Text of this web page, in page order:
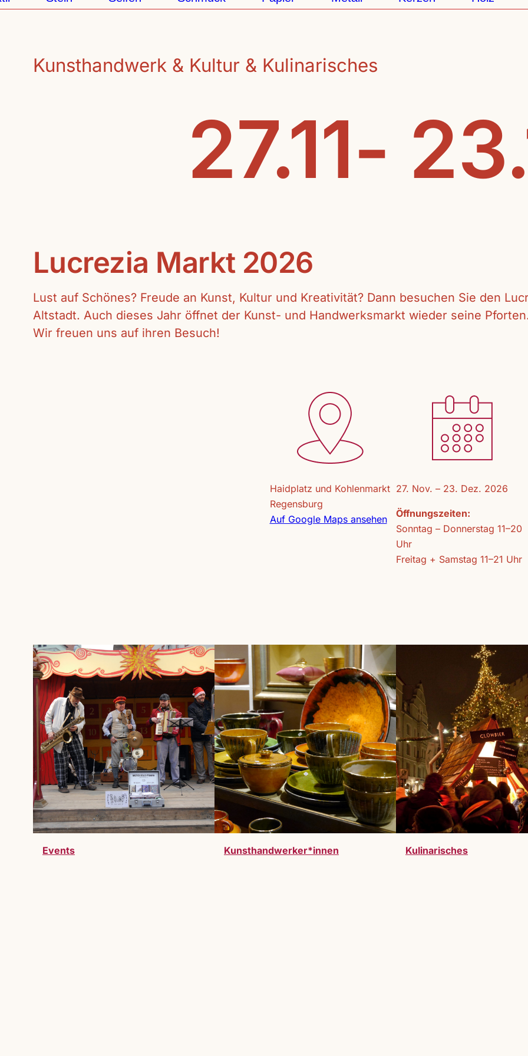
Kunsthandwerk & Kultur & Kulinarisches
27.11-
Lucrezia Markt 2026
Lust auf Schönes? Freude an Kunst, Kultur und Kreativität? Dann besuchen Sie den
Altstadt. Auch dieses Jahr öffnet der Kunst- und Handwerksmarkt wieder seine
Wir freuen uns auf ihren Besuch!
Haidplatz und Kohlenmarkt
Regensburg
Auf Google Maps ansehen
27. Nov. – 23. Dez. 2026
Öffnungszeiten:
Sonntag – Donnerstag 11–20
Uhr
Freitag + Samstag 11–21 Uhr
Events Kunsthandwerker*innen Kulinarisches